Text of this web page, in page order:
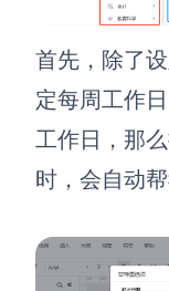
私有化
管理功
客户案例
企业版
帮助支持
首先，除了
定每周工作日
工作日，那
时，会自动